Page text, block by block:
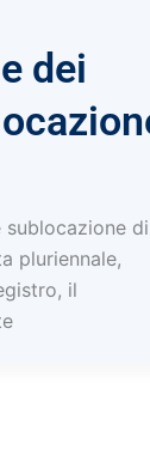
dei
di
pluriennale,
il